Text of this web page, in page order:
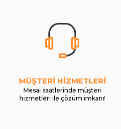
MÜŞTERİ HİZMETLERİ
Mesai saatlerinde müşteri
hizmetleri ile çözüm imkanı!